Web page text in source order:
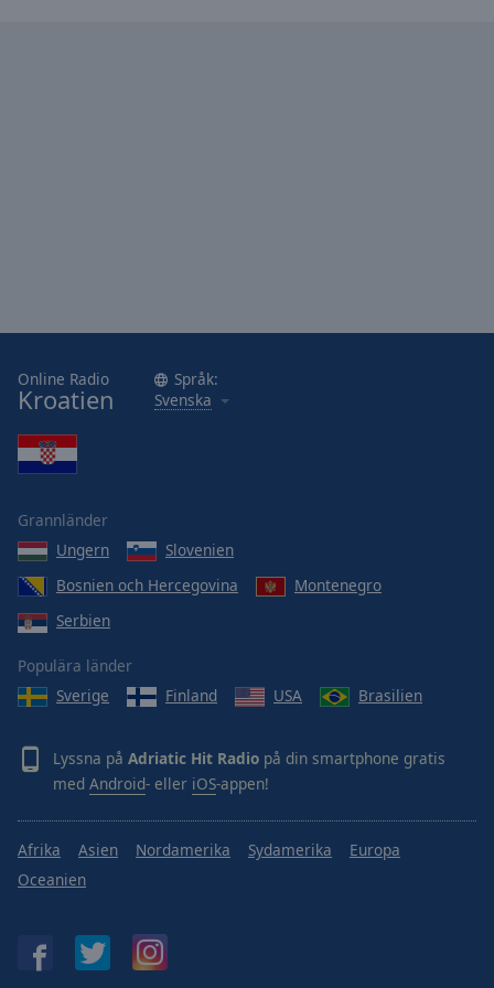
Font
Family
Reset
Close
Modal
Dialog
End
dialog
window.
Online Radio
Kroatien
Språk:
Svenska
Grannländer
Ungern
Slovenien
Bosnien och Hercegovina
Montenegro
Serbien
Populära länder
Sverige
Finland USA Brasilien
Lyssna på Adriatic Hit Radio på din smartphone gratis
med Android- eller iOS-appen!
Afrika Asien Nordamerika Sydamerika
Europa
Oceanien